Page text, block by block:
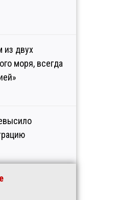
из двух
моря, всегда